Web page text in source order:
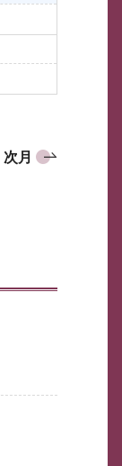
次月